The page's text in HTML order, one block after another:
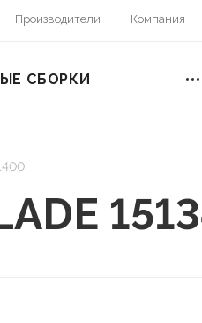
Производители Компания
СБОРКИ